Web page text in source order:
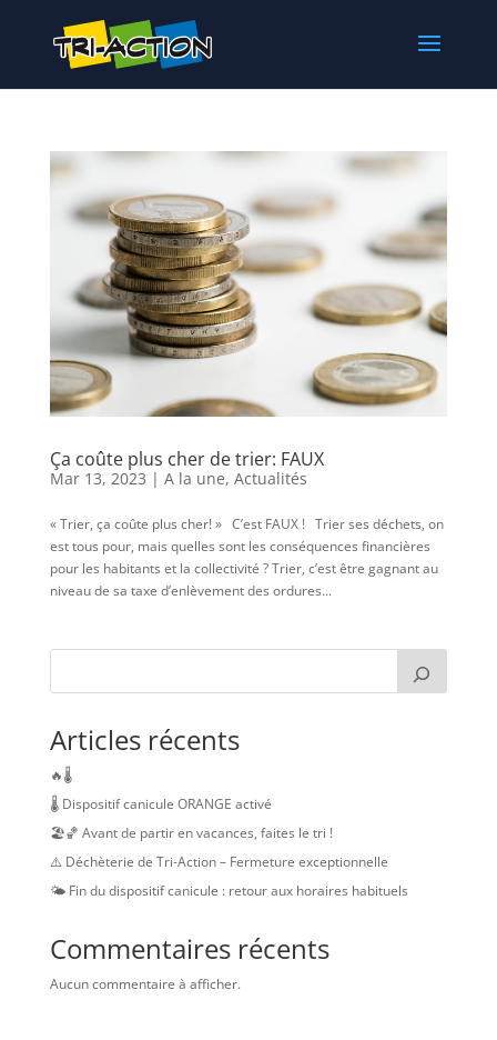
Ça coûte plus cher de trier: FAUX
Mar 13, 2023 | A la une, Actualités
« Trier, ça coûte plus cher! » C’est FAUX ! Trier ses déchets, on
est tous pour, mais quelles sont les conséquences financières
pour les habitants et la collectivité ? Trier, c’est être gagnant au
niveau de sa taxe d’enlèvement des ordures...
Articles récents
🔥🌡️
🌡️ Dispositif canicule ORANGE activé
🏖️🏀 Avant de partir en vacances, faites le tri !
⚠️ Déchèterie de Tri-Action – Fermeture exceptionnelle
🌤️ Fin du dispositif canicule : retour aux horaires habituels
Commentaires récents
Aucun commentaire à afficher.